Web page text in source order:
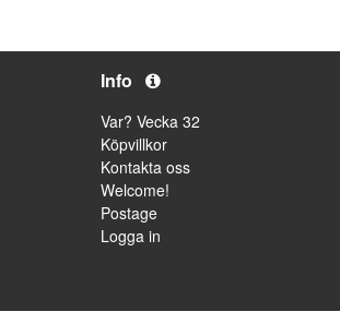
Info
Var? Vecka 32
Köpvillkor
Kontakta oss
Welcome!
Postage
Logga in